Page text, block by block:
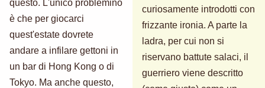
questo. L'unico problemino
è che per giocarci
quest'estate dovrete
andare a infilare gettoni in
un bar di Hong Kong o di
Tokyo. Ma anche questo,
curiosamente introdotti con
frizzante ironia. A parte la
ladra, per cui non si
riservano battute salaci, il
guerriero viene descritto